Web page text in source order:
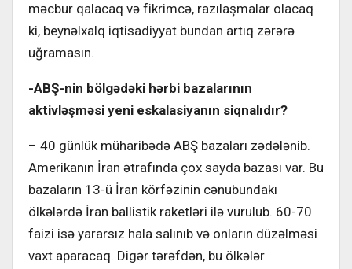
məcbur qalacaq və fikrimcə, razılaşmalar olacaq
ki, beynəlxalq iqtisadiyyat bundan artıq zərərə
uğramasın.
-ABŞ-nin bölgədəki hərbi bazalarının
aktivləşməsi yeni eskalasiyanın siqnalıdır?
– 40 günlük müharibədə ABŞ bazaları zədələnib.
Amerikanın İran ətrafında çox sayda bazası var. Bu
bazaların 13-ü İran körfəzinin cənubundakı
ölkələrdə İran ballistik raketləri ilə vurulub. 60-70
faizi isə yararsız hala salınıb və onların düzəlməsi
vaxt aparacaq. Digər tərəfdən, bu ölkələr